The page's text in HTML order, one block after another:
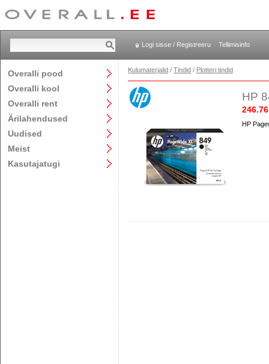
Logi sisse / Registreeru Tellimisinfo
Overalli pood
Overalli kool
Overalli rent
Ärilahendused
Uudised
Meist
Kasutajatugi
Kulumaterjalid / Tindid / Plotteri tindid
HP
HP